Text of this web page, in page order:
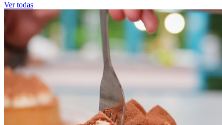
Ver todas